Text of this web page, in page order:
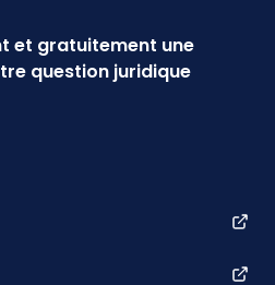
et gratuitement une
question juridique